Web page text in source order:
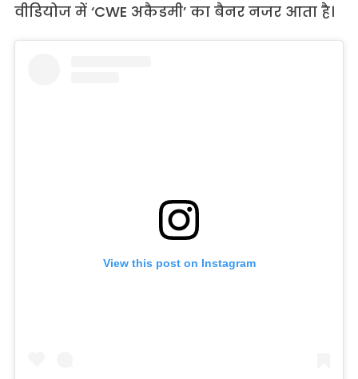
वीडियोज में ‘CWE अकैडमी’ का बैनर नजर आता है।
View this post on Instagram